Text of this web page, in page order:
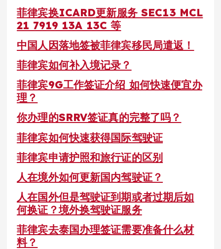
菲律宾换ICARD更新服务 SEC13 MCL
21 7919 13A 13C 等
中国人因落地签被菲律宾移民局遣返！
菲律宾如何补入境记录？
菲律宾9G工作签证介绍 如何快速便宜办
理？
你办理的SRRV签证真的完整了吗？
菲律宾如何快速获得国际驾驶证
菲律宾申请护照和旅行证的区别
人在境外如何更新国内驾驶证？
人在国外但是驾驶证到期或者过期后如
何换证？境外换驾驶证服务
菲律宾去泰国办理签证需要准备什么材
料？